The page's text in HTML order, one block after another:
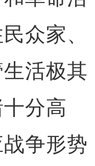
众家、
活极其
分高
争形势